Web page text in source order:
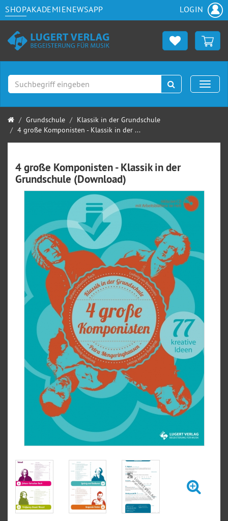
SHOPAKADEMIENEWSAPP LOGIN
Suchen
Startseite
Grundschule
Klassik in der Grundschule
4 große Komponisten - Klassik in der ...
4 große Komponisten - Klassik in der
Grundschule (Download)